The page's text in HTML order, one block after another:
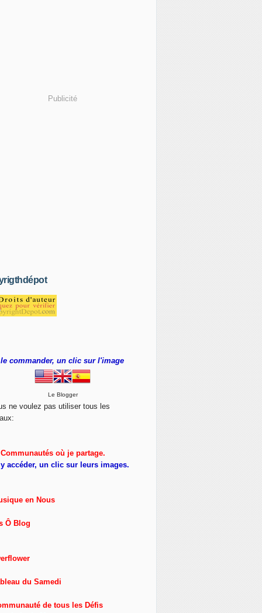
Publicité
commander, un clic sur l'image
Le Blogger
ne voulez pas utiliser tous les
Communautés où je partage.
accéder, un clic sur leurs images.
en Nous
Ô Blog
du Samedi
de tous les Défis